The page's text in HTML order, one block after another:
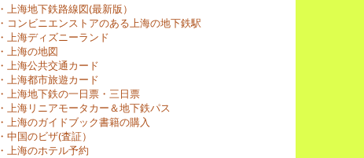
・ 上海地下鉄路線図(最新版）
・ コンビニエンストアのある上海の地下鉄駅
・ 上海ディズニーランド
・ 上海の地図
・ 上海公共交通カード
・ 上海都市旅遊カード
・ 上海地下鉄の一日票・三日票
・ 上海リニアモータカー＆地下鉄パス
・ 上海のガイドブック書籍の購入
・ 中国のビザ(査証）
・ 上海のホテル予約